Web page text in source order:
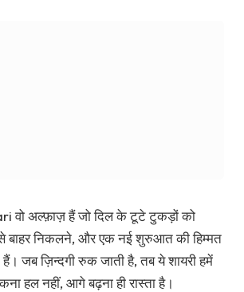
वो अल्फ़ाज़ हैं जो दिल के टूटे टुकड़ों को
से बाहर निकलने, और एक नई शुरुआत की हिम्मत
जब ज़िन्दगी रुक जाती है, तब ये शायरी हमें
हल नहीं, आगे बढ़ना ही रास्ता है।